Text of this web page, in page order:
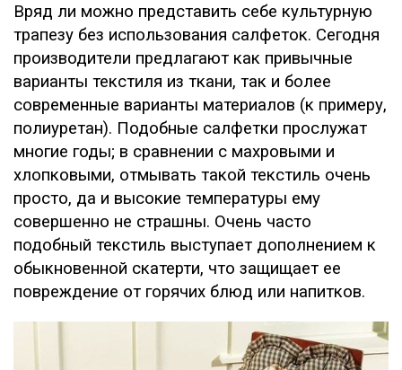
Вряд ли можно представить себе культурную
трапезу без использования салфеток. Сегодня
производители предлагают как привычные
варианты текстиля из ткани, так и более
современные варианты материалов (к примеру,
полиуретан). Подобные салфетки прослужат
многие годы; в сравнении с махровыми и
хлопковыми, отмывать такой текстиль очень
просто, да и высокие температуры ему
совершенно не страшны. Очень часто
подобный текстиль выступает дополнением к
обыкновенной скатерти, что защищает ее
повреждение от горячих блюд или напитков.